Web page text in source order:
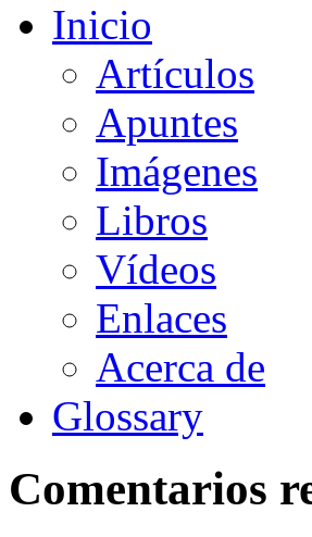
Inicio
Artículos
Apuntes
Imágenes
Libros
Vídeos
Enlaces
Acerca de
Glossary
Comentarios